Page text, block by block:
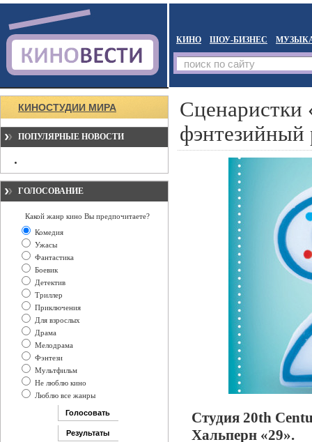
КИНО ШОУ-БИЗНЕС
КИНОСТУДИИ МИРА
ПОПУЛЯРНЫЕ НОВОСТИ
ГОЛОСОВАНИЕ
Какой жанр кино Вы предпочитаете?
Комедия
Ужасы
Фантастика
Боевик
Детектив
Триллер
Приключения
Для взрослых
Драма
Мелодрама
Фэнтези
Мультфильм
Не люблю кино
Люблю все жанры
Сценаристки
фэнтезийный
Студия 20th
Хальперн «29».